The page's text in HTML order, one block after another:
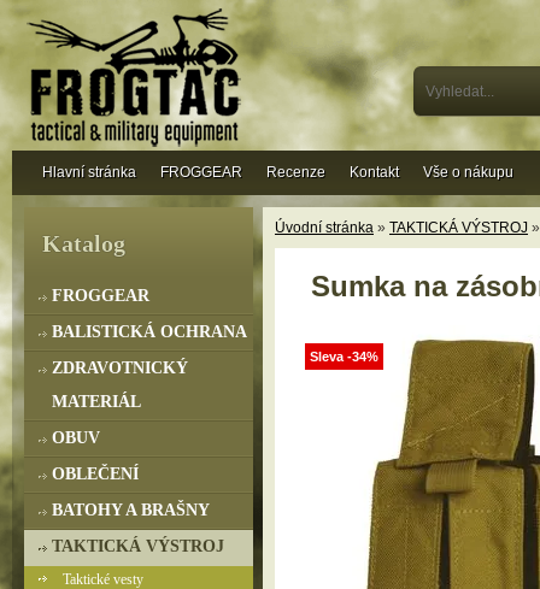
Úvodní stránka » TAKTICKÁ VÝSTROJ
Sumka na
Sleva -34%
Katalog
FROGGEAR
BALISTICKÁ OCHRANA
ZDRAVOTNICKÝ
MATERIÁL
OBUV
OBLEČENÍ
BATOHY A BRAŠNY
TAKTICKÁ VÝSTROJ
Taktické vesty
Hlavní stránka FROGGEAR Recenze Kontakt Vše o nákupu